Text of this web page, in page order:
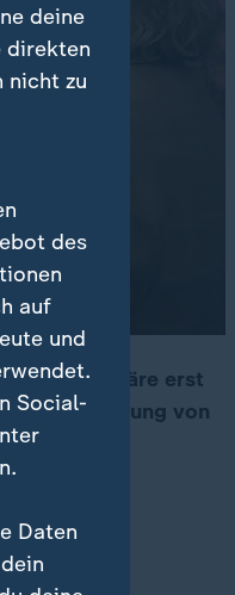
BAMF-Affäre erst
der Bewilligung von
deine
direkten
nicht zu
des
auf
und
Social-
Daten